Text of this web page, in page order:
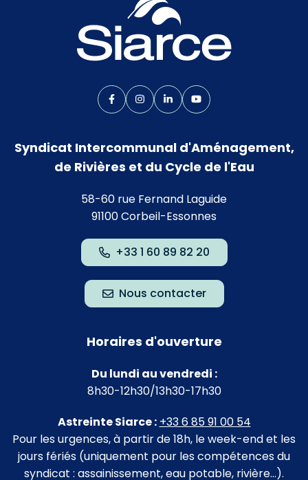
Lien vers le compte Facebook
Lien vers le compte Instagram
Lien vers le compte Linkedin
Lien vers la chaîne
Syndicat Intercommunal d'Aménagement,
de Rivières et du Cycle de l'Eau
58-60 rue Fernand Laguide
91100 Corbeil-Essonnes
+33 1 60 89 82 20
Nous contacter
Horaires d'ouverture
Du lundi au vendredi :
8h30-12h30/13h30-17h30
Astreinte Siarce : +33 6 85 91 00 54
Pour les urgences, à partir de 18h, le week-end et les
jours fériés (uniquement pour les compétences du
syndicat : assainissement, eau potable, rivière…).